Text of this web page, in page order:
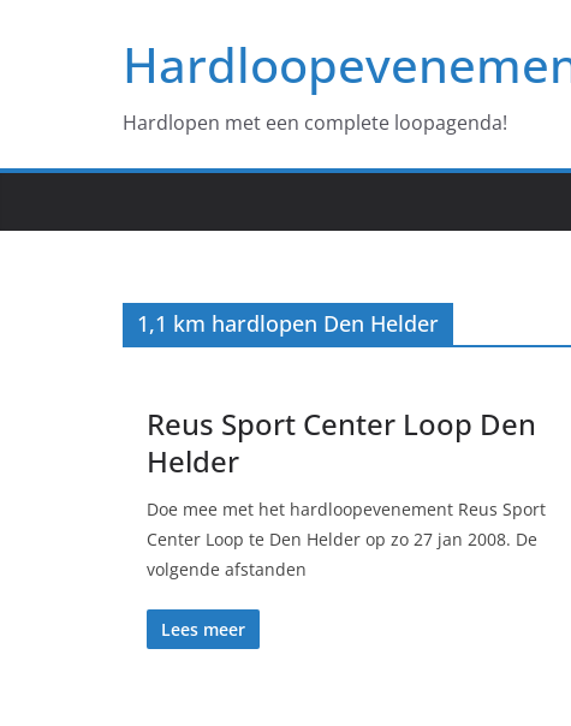
Hardlopen met een complete loopagenda!
1,1 km hardlopen Den Helder
Reus Sport Center Loop Den
Helder
Doe mee met het hardloopevenement Reus Sport
Center Loop te Den Helder op zo 27 jan 2008. De
volgende afstanden
Lees meer